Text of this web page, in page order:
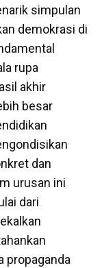
simpulan
demokrasi di
rupa
akhir
besar
dan
urusan ini
dari
propaganda